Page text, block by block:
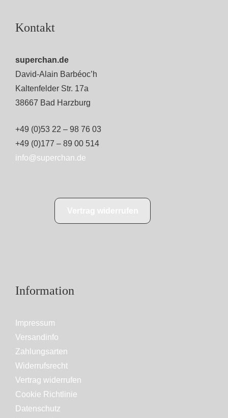
Kontakt
superchan.de
David-Alain Barbéoc’h
Kaltenfelder Str. 17a
38667 Bad Harzburg
+49 (0)53 22 – 98 76 03
+49 (0)177 – 89 00 514
info@superchan.de
Information
Impressum
Versandinfo
Zahlungsarten
Widerrufsrecht
Vertrag widerrufen
Cookie Richtlinie
Datenschutz